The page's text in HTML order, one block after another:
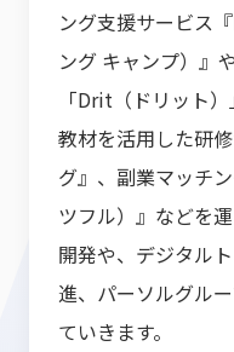
ング支援サービス
ング キャンプ）』
「Drit（ドリット
教材を活用した研
グ』、副業マッチ
ツフル）』などを
開発や、デジタル
進、パーソルグル
ていきます。